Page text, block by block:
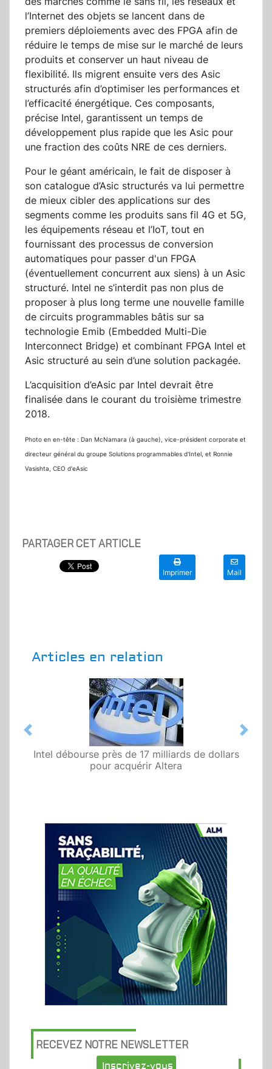
l’Internet des objets se lancent dans de
premiers déploiements avec des FPGA afin de
réduire le temps de mise sur le marché de leurs
produits et conserver un haut niveau de
flexibilité. Ils migrent ensuite vers des Asic
structurés afin d’optimiser les performances et
l’efficacité énergétique. Ces composants,
précise Intel, garantissent un temps de
développement plus rapide que les Asic pour
une fraction des coûts NRE de ces derniers.
Pour le géant américain, le fait de disposer à
son catalogue d’Asic structurés va lui permettre
de mieux cibler des applications sur des
segments comme les produits sans fil 4G et 5G,
les équipements réseau et l’IoT, tout en
fournissant des processus de conversion
automatiques pour passer d'un FPGA
(éventuellement concurrent aux siens) à un Asic
structuré. Intel ne s’interdit pas non plus de
proposer à plus long terme une nouvelle famille
de circuits programmables bâtis sur sa
technologie Emib (Embedded Multi-Die
Interconnect Bridge) et combinant FPGA Intel et
Asic structuré au sein d’une solution packagée.
L’acquisition d’eAsic par Intel devrait être
finalisée dans le courant du troisième trimestre
2018.
Photo en en-tête : Dan McNamara (à gauche), vice-président corporate et
directeur général du groupe Solutions programmables d'Intel, et Ronnie
Vasishta, CEO d'eAsic
PARTAGER CET ARTICLE
Imprimer Mail
Articles en relation
Intel débourse près de 17 milliards de dollars
pour acquérir Altera
Previous Next
RECEVEZ NOTRE NEWSLETTER
Inscrivez-vous